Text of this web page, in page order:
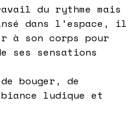
du rythme mais
dans l’espace, il
à son corps pour
ses sensations
bouger, de
ludique et